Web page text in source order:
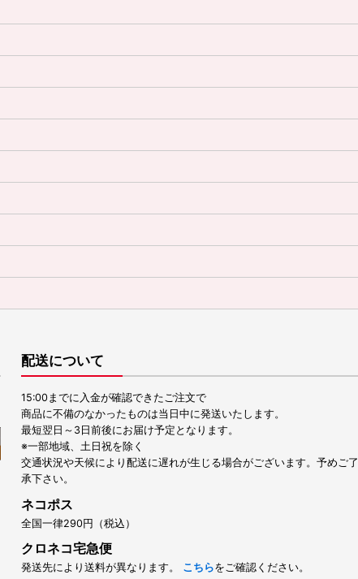
配送について
15:00までに入金が確認できたご注文で
商品に不備のなかったものは当日中に発送いたします。
最短翌日～3日前後にお届け予定となります。
※一部地域、土日祝を除く
交通状況や天候により配送に遅れが生じる場合がございます。予めご了
承下さい。
ネコポス
全国一律290円（税込）
クロネコ宅急便
発送先により送料が異なります。 こちらをご確認ください。